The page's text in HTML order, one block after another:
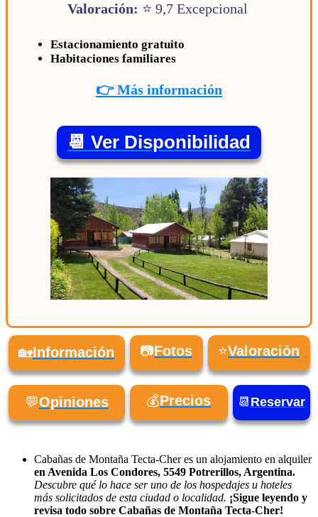
Valoración: ⭐ 9,7 Excepcional
Estacionamiento gratuito
Habitaciones familiares
👉 Más información
📆 Ver Disponibilidad
🏡Información 📷Fotos ⭐Valoración
💬Opiniones 💰Precios 📆 Reservar
Cabañas de Montaña Tecta-Cher es un alojamiento en alquiler
en Avenida Los Condores, 5549 Potrerillos, Argentina.
Descubre qué lo hace ser uno de los hospedajes u hoteles
más solicitados de esta ciudad o localidad. ¡Sigue leyendo y
revisa todo sobre Cabañas de Montaña Tecta-Cher!